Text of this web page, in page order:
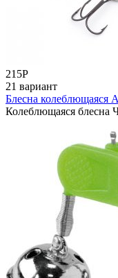
215Р
21 вариант
Блесна колеблющаяся
Колеблющаяся блесна